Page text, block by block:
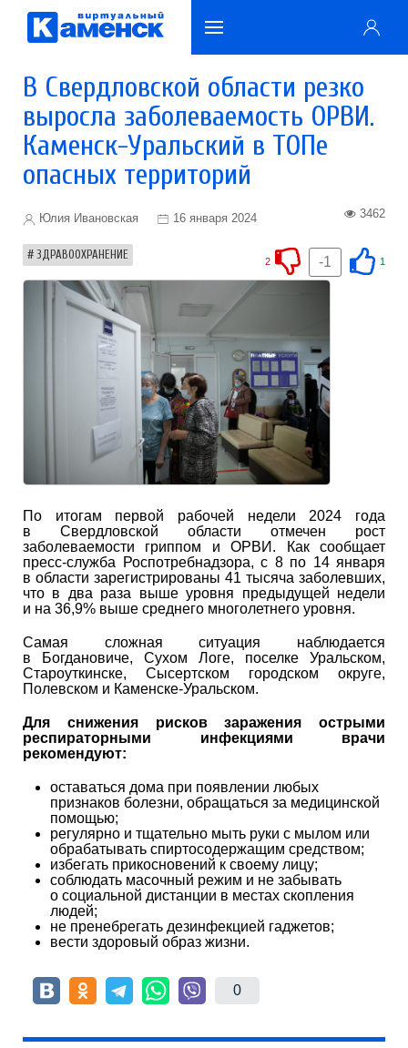
В Свердловской области резко
выросла заболеваемость ОРВИ.
Каменск-Уральский в ТОПе
опасных территорий
Юлия Ивановская 16 января 2024 3462
ЗДРАВООХРАНЕНИЕ 1
-1
2
По итогам первой рабочей недели 2024 года
в Свердловской области отмечен рост
заболеваемости гриппом и ОРВИ. Как сообщает
пресс-служба Роспотребнадзора, с 8 по 14 января
в области зарегистрированы 41 тысяча заболевших,
что в два раза выше уровня предыдущей недели
и на 36,9% выше среднего многолетнего уровня.
Самая сложная ситуация наблюдается
в Богдановиче, Сухом Логе, поселке Уральском,
Староуткинске, Сысертском городском округе,
Полевском и Каменске-Уральском.
Для снижения рисков заражения острыми
респираторными инфекциями врачи
рекомендуют:
оставаться дома при появлении любых
признаков болезни, обращаться за медицинской
помощью;
регулярно и тщательно мыть руки с мылом или
обрабатывать спиртосодержащим средством;
избегать прикосновений к своему лицу;
соблюдать масочный режим и не забывать
о социальной дистанции в местах скопления
людей;
не пренебрегать дезинфекцией гаджетов;
вести здоровый образ жизни.
0